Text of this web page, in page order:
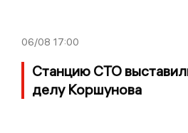
06/08 17:00
Станцию СТО
делу Коршунова